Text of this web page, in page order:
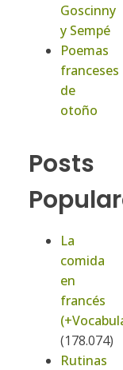
Goscinny
y Sempé
Poemas
franceses
de
otoño
Posts
La
comida
en
francés
(178.074)
Rutinas